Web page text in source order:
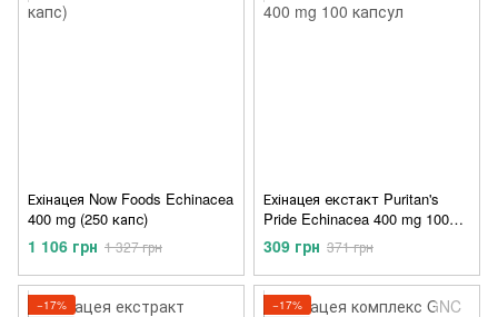
Ехінацея Now Foods Echinacea
400 mg (250 капс)
1 106 грн 1 327 грн
Ехінацея екстакт Puritan's
Pride Echinacea 400 mg 100
капсул
309 грн 371 грн
−17%
−17%